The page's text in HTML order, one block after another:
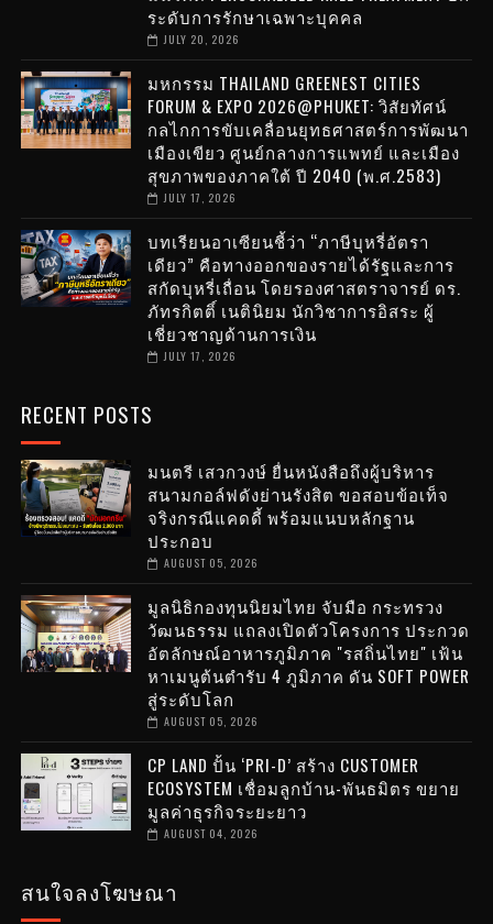
ระดับการรักษาเฉพาะบุคคล
JULY 20, 2026
มหกรรม THAILAND GREENEST CITIES
FORUM & EXPO 2026@PHUKET: วิสัยทัศน์
กลไกการขับเคลื่อนยุทธศาสตร์การพัฒนา
เมืองเขียว ศูนย์กลางการแพทย์ และเมือง
สุขภาพของภาคใต้ ปี 2040 (พ.ศ.2583)
JULY 17, 2026
บทเรียนอาเซียนชี้ว่า “ภาษีบุหรี่อัตรา
เดียว” คือทางออกของรายได้รัฐและการ
สกัดบุหรี่เถื่อน โดยรองศาสตราจารย์ ดร.
ภัทรกิตติ์ เนตินิยม นักวิชาการอิสระ ผู้
เชี่ยวชาญด้านการเงิน
JULY 17, 2026
RECENT POSTS
มนตรี เสวกวงษ์ ยื่นหนังสือถึงผู้บริหาร
สนามกอล์ฟดังย่านรังสิต ขอสอบข้อเท็จ
จริงกรณีแคดดี้ พร้อมแนบหลักฐาน
ประกอบ
AUGUST 05, 2026
มูลนิธิกองทุนนิยมไทย จับมือ กระทรวง
วัฒนธรรม แถลงเปิดตัวโครงการ ประกวด
อัตลักษณ์อาหารภูมิภาค "รสถิ่นไทย" เฟ้น
หาเมนูต้นตำรับ 4 ภูมิภาค ดัน SOFT POWER
สู่ระดับโลก
AUGUST 05, 2026
CP LAND ปั้น ‘PRI-D’ สร้าง CUSTOMER
ECOSYSTEM เชื่อมลูกบ้าน-พันธมิตร ขยาย
มูลค่าธุรกิจระยะยาว
AUGUST 04, 2026
สนใจลงโฆษณา